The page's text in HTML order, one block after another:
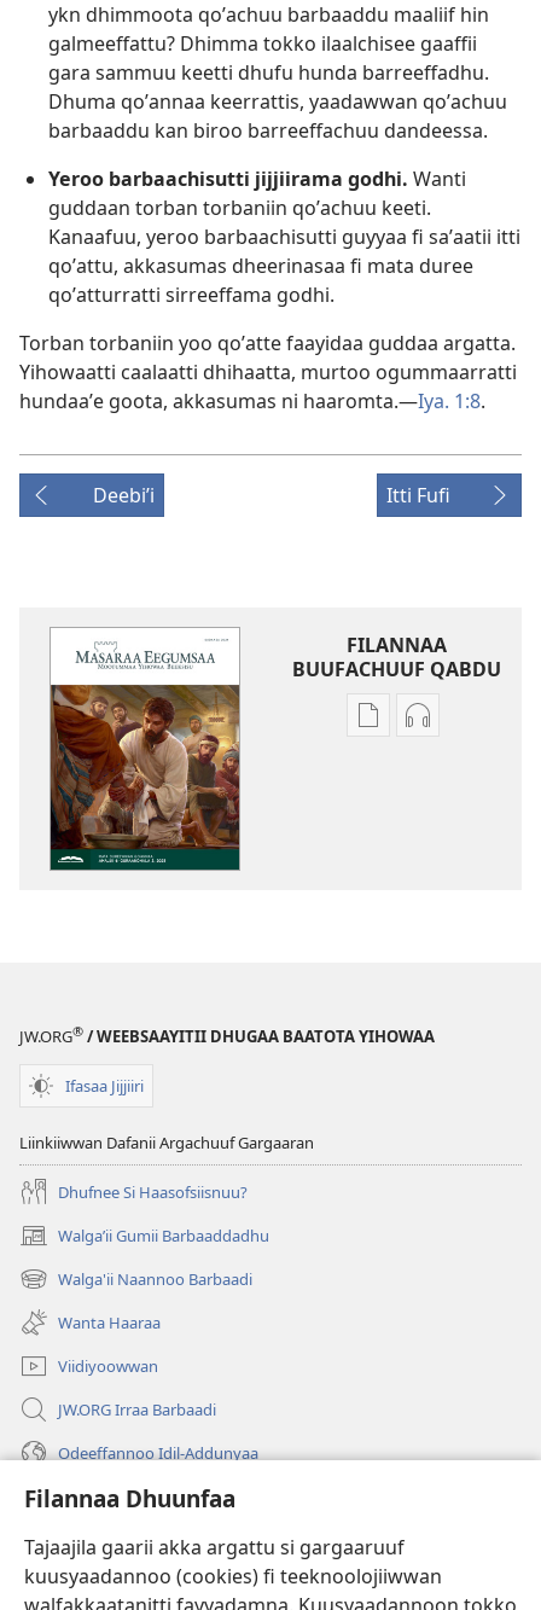
Filannaa Dhuunfaa
Tajaajila gaarii akka argattu si gargaaruuf
kuusyaadannoo (cookies) fi teeknoolojiiwwan
ykn dhimmoota qoʼachuu barbaaddu maaliif hin
galmeeffattu? Dhimma tokko ilaalchisee gaaffii
gara sammuu keetti dhufu hunda barreeffadhu.
Dhuma qoʼannaa keerrattis, yaadawwan qoʼachuu
barbaaddu kan biroo barreeffachuu dandeessa.
Yeroo barbaachisutti jijjiirama godhi. Wanti
guddaan torban torbaniin qoʼachuu keeti.
Kanaafuu, yeroo barbaachisutti guyyaa fi saʼaatii itti
qoʼattu, akkasumas dheerinasaa fi mata duree
qoʼatturratti sirreeffama godhi.
Torban torbaniin yoo qoʼatte faayidaa guddaa argatta.
Yihowaatti caalaatti dhihaatta, murtoo ogummaarratti
hundaaʼe goota, akkasumas ni haaromta.—Iya. 1:8.
Deebiʼi Itti Fufi
FILANNAA
BUUFACHUUF QABDU
Filannaawwan
JW.ORG® / WEEBSAAYITII DHUGAA BAATOTA YIHOWAA
Ifasaa Jijjiiri
Liinkiiwwan Dafanii Argachuuf Gargaaran
Dhufnee Si Haasofsiisnuu?
Walgaʼii Gumii Barbaaddadhu
(opens
new
window)
Walga'ii Naannoo Barbaadi
(opens
new
window)
Wanta Haaraa
Viidiyoowwan
JW.ORG Irraa Barbaadi
Odeeffannoo Idil-Addunyaa
Gargaarsa
Buusii
(opens
new